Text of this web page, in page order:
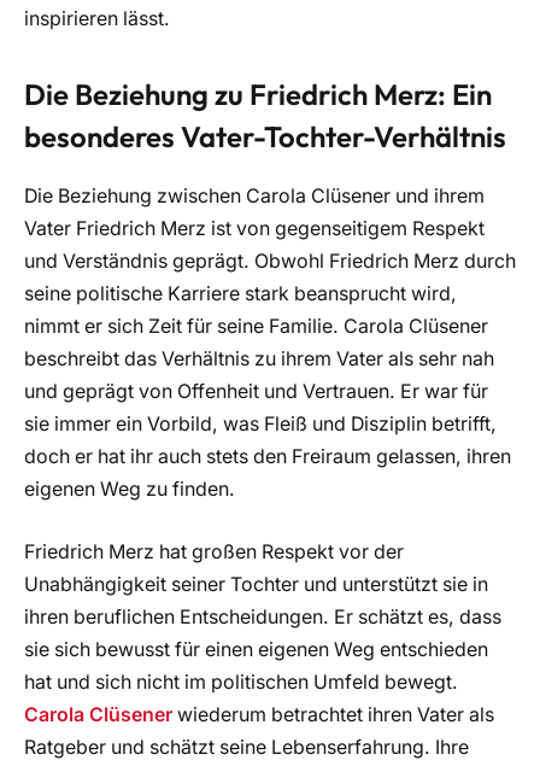
inspirieren lässt.
Die Beziehung zu Friedrich Merz: Ein
besonderes Vater-Tochter-Verhältnis
Die Beziehung zwischen Carola Clüsener und ihrem
Vater Friedrich Merz ist von gegenseitigem Respekt
und Verständnis geprägt. Obwohl Friedrich Merz durch
seine politische Karriere stark beansprucht wird,
nimmt er sich Zeit für seine Familie. Carola Clüsener
beschreibt das Verhältnis zu ihrem Vater als sehr nah
und geprägt von Offenheit und Vertrauen. Er war für
sie immer ein Vorbild, was Fleiß und Disziplin betrifft,
doch er hat ihr auch stets den Freiraum gelassen, ihren
eigenen Weg zu finden.
Friedrich Merz hat großen Respekt vor der
Unabhängigkeit seiner Tochter und unterstützt sie in
ihren beruflichen Entscheidungen. Er schätzt es, dass
sie sich bewusst für einen eigenen Weg entschieden
hat und sich nicht im politischen Umfeld bewegt.
Carola Clüsener wiederum betrachtet ihren Vater als
Ratgeber und schätzt seine Lebenserfahrung. Ihre